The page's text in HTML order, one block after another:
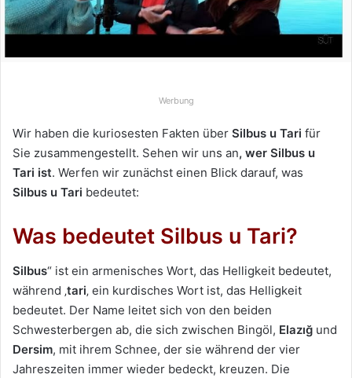
i
n
Werbung
Wir haben die kuriosesten Fakten über Silbus u Tari für
Sie zusammengestellt. Sehen wir uns an, wer Silbus u
Tari ist. Werfen wir zunächst einen Blick darauf, was
Silbus u Tari bedeutet:
Was bedeutet Silbus u Tari?
Silbus“ ist ein armenisches Wort, das Helligkeit bedeutet,
während ‚tari‚ ein kurdisches Wort ist, das Helligkeit
bedeutet. Der Name leitet sich von den beiden
Schwesterbergen ab, die sich zwischen Bingöl, Elazığ und
Dersim, mit ihrem Schnee, der sie während der vier
Jahreszeiten immer wieder bedeckt, kreuzen. Die